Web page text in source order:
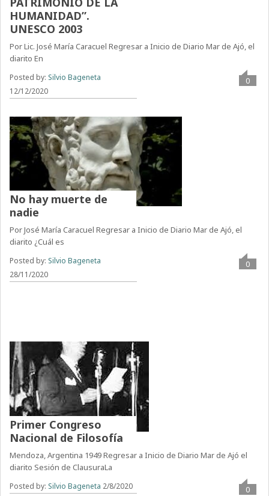
HUMANIDAD”.
UNESCO 2003
Por Lic. José María Caracuel Regresar a Inicio de Diario Mar de Ajó, el
diarito En
Posted by: Silvio Bageneta
12/12/2020
0
No hay muerte de
nadie
Por José María Caracuel Regresar a Inicio de Diario Mar de Ajó, el
diarito ¿Cuál es
Posted by: Silvio Bageneta
28/11/2020
0
Primer Congreso
Nacional de Filosofía
Mendoza, Argentina 1949 Regresar a Inicio de Diario Mar de Ajó el
diarito Sesión de ClausuraLa
Posted by: Silvio Bageneta 2/8/2020 0